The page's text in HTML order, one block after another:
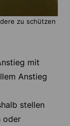
zu schützen
mit
Anstieg
stellen
oder